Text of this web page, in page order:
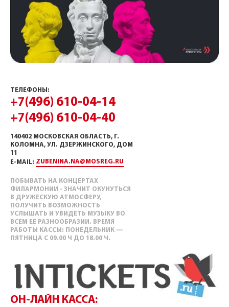
ТЕЛЕФОНЫ:
+7(496) 610-04-14
+7(496) 610-04-40
140402 МОСКОВСКАЯ ОБЛАСТЬ, Г.
КОЛОМНА, УЛ. ДЗЕРЖИНСКОГО, ДОМ
11
E-MAIL: ZUBENINA.NA@MOSREG.RU
ПОБЫВАТЬ НА КОНЦЕРТАХ
ФИЛАРМОНИИ - ЗНАЧИТ ОКУНУТЬСЯ
В ДРУЖЕСКУЮ АТМОСФЕРУ,
ПОЛУЧИТЬ ВОЗМОЖНОСТЬ
УСЛЫШАТЬ И УВИДЕТЬ МУЗЫКУ ВО
ВСЕМ ЕЕ РАЗНООБРАЗИИ. ВРЕМЯ
РАБОТЫ КАССЫ: ПОНЕДЕЛЬНИК —
ПЯТНИЦА С 09.00 Ч ДО 18.00 Ч.
ОН-ЛАЙН КАССА: